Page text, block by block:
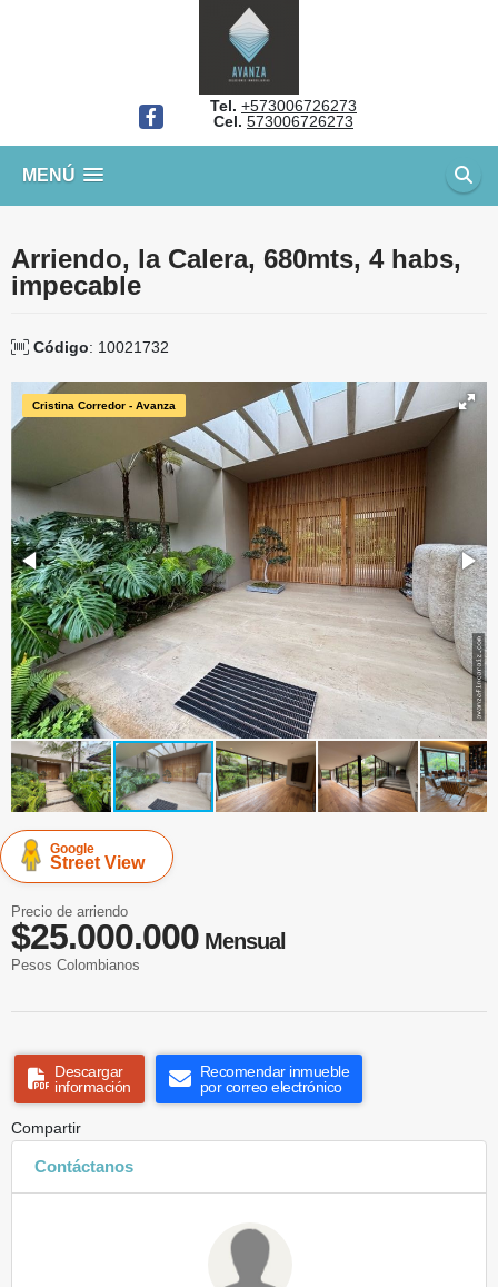
Facebook
Tel. +573006726273
Cel. 573006726273
MENÚ
Arriendo, la Calera, 680mts, 4 habs,
impecable
Código: 10021732
Cristina Corredor - Avanza
Google
Street View
Precio de arriendo
$25.000.000 Mensual
Pesos Colombianos
Descargar
información
Recomendar inmueble
por correo electrónico
Compartir
Contáctanos